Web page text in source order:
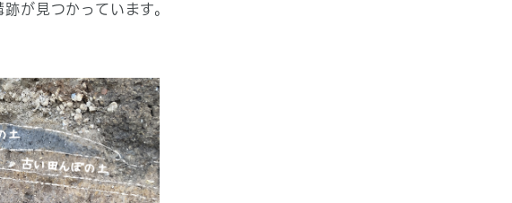
が見つかっています。